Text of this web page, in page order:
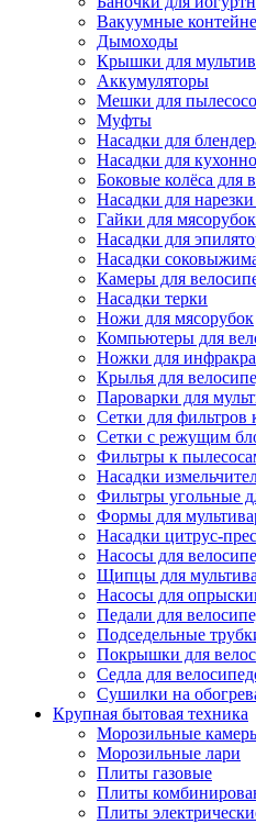
Вакуумные
Дымоходы
Крышки для
Аккумуляторы
Мешки для
Муфты
Насадки для
Насадки для
Боковые колёса для
Насадки для
Гайки для мясорубок
Насадки для
Насадки
Камеры для
Насадки терки
Ножи для мясорубок
Компьютеры для
Ножки для
Крылья для
Пароварки для
Сетки для фильтров
Сетки с режущим
Фильтры к
Насадки
Фильтры угольные
Формы для
Насадки цитрус-
Насосы для
Щипцы для
Насосы для
Педали для
Подседельные
Покрышки для
Седла для
Сушилки на
Крупная бытовая техника
Морозильные
Морозильные лари
Плиты газовые
Плиты
Плиты